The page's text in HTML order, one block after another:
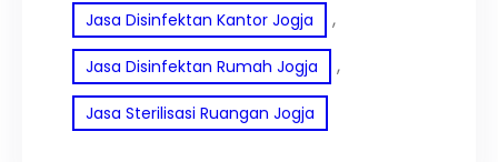
Jasa Disinfektan Kantor Jogja ,
Jasa Disinfektan Rumah Jogja ,
Jasa Sterilisasi Ruangan Jogja